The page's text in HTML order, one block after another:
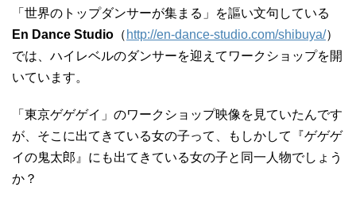
「世界のトップダンサーが集まる」を謳い文句している
En Dance Studio （ http://en-dance-studio.com/shibuya/）
では、ハイレベルのダンサーを迎えてワークショップを開
いています。
「東京ゲゲゲイ」のワークショップ映像を見ていたんです
が、そこに出てきている女の子って、もしかして『ゲゲゲ
イの鬼太郎』にも出てきている女の子と同一人物でしょう
か？